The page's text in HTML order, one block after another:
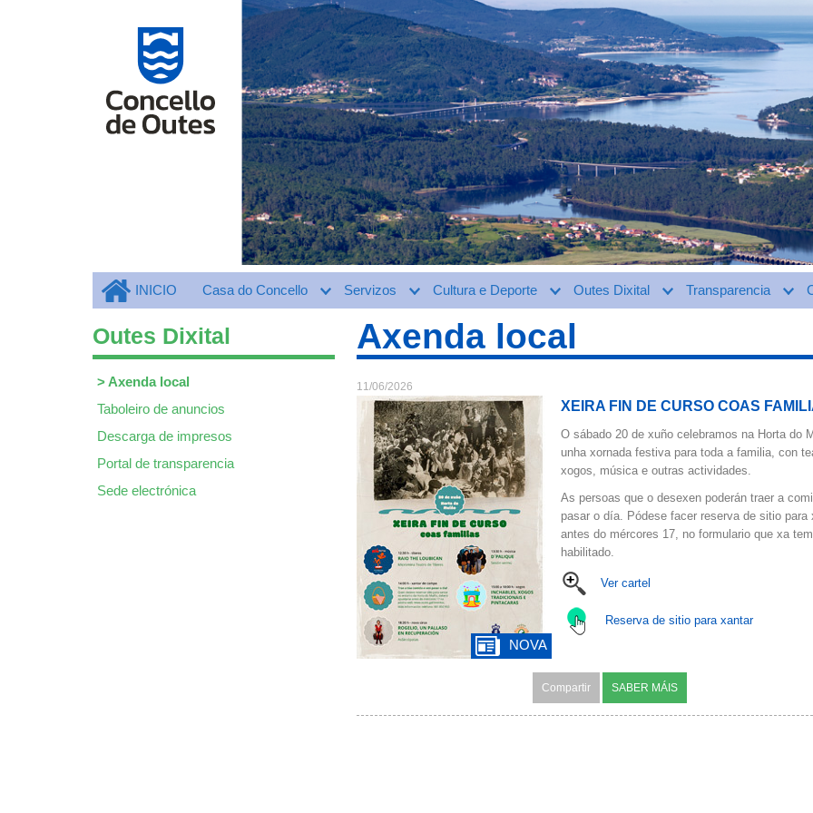
INICIO Casa do Concello Servizos Cultura e Deporte Outes Dixital Transparencia
Outes Dixital
> Axenda local
Taboleiro de anuncios
Descarga de impresos
Portal de transparencia
Sede electrónica
Axenda local
11/06/2026
NOVA
XEIRA FIN DE CURSO COAS
O sábado 20 de xuño celebramos na Horta do
unha xornada festiva para toda a familia, con
xogos, música e outras actividades.
As persoas que o desexen poderán traer a
pasar o día. Pódese facer reserva de sitio para
antes do mércores 17, no formulario que xa
habilitado.
Ver cartel
Reserva de sitio para xantar
Compartir SABER MÁIS